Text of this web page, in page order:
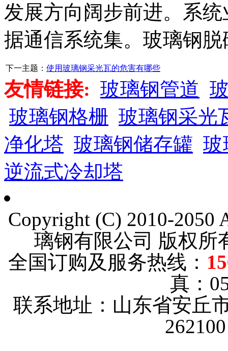
发展方向阔步前进。系
据通信系统集。玻璃钢
下一主题： 使用玻璃钢采光瓦的危害有哪些
友情链接: 玻璃钢管道
玻璃钢格栅 玻璃钢采光
净化塔 玻璃钢储存罐 玻
逆流式冷却塔
Copyright (C) 2010-2050
璃钢有限公司 版权
全国订购及服务热线：
真：
联系地址：山东省安丘